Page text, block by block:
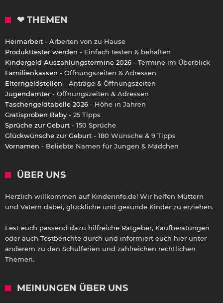
❤ THEMEN
Heimarbeit - Arbeiten von zu Hause
Produkttester werden - Einfach testen & behalten
Kindergeld Auszahlungstermine 2026 - Termine im Überblick
Familienkassen - Öffnungszeiten & Adressen
Elterngeldstellen - Anträge & Öffnungszeiten
Jugendämter - Öffnungszeiten & Adressen
Taschengeldtabelle 2026 - Höhe in Jahren
Gratisproben Baby - 25 Tipps
Sprüche zur Geburt - 150 Sprüche
Glückwünsche zur Geburt - 180 Wünsche & 9 Tipps
Vornamen - Beliebte Namen für Jungen & Mädchen
ÜBER UNS
Herzlich willkommen auf Kinderinfo.de! Wir helfen Müttern
und Vätern dabei, glückliche und gesunde Kinder zu erziehen.
Lest euch passend dazu hilfreiche Ratgeber, Kaufberatungen
oder auch Testberichte durch und informiert euch hier unter
anderem zu den Schulferien und zahlreichen rechtlichen
Themen.
MEINUNGEN ÜBER UNS